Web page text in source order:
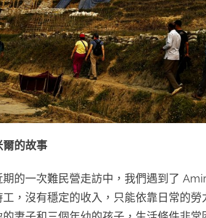
爾的故事
期的一次難民營走訪中，我們遇到了
工，沒有穩定的收入，只能依靠日常的